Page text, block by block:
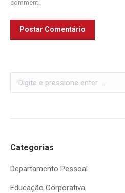
comment.
Postar Comentário
Search:
Categorias
Departamento Pessoal
Educação Corporativa